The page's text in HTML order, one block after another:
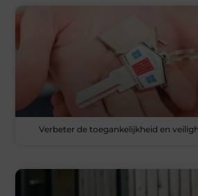
Verbeter de toegankelijkheid en